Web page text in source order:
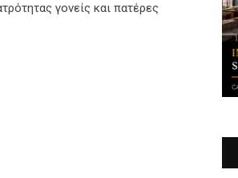
γονείς και πατέρες